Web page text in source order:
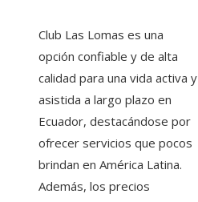
Club Las Lomas es una
opción confiable y de alta
calidad para una vida activa y
asistida a largo plazo en
Ecuador, destacándose por
ofrecer servicios que pocos
brindan en América Latina.
Además, los precios